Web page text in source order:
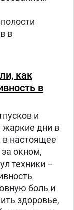
в
как
в
и
жаркие дни в
в настоящее
окном,
техники –
боль и
здоровье,